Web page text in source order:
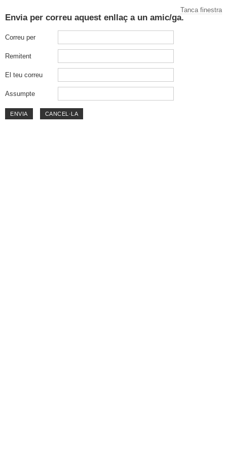
Envia per correu aquest enllaç a un amic/ga.
Tanca finestra
Correu per
Remitent
El teu correu
Assumpte
ENVIA CANCEL·LA